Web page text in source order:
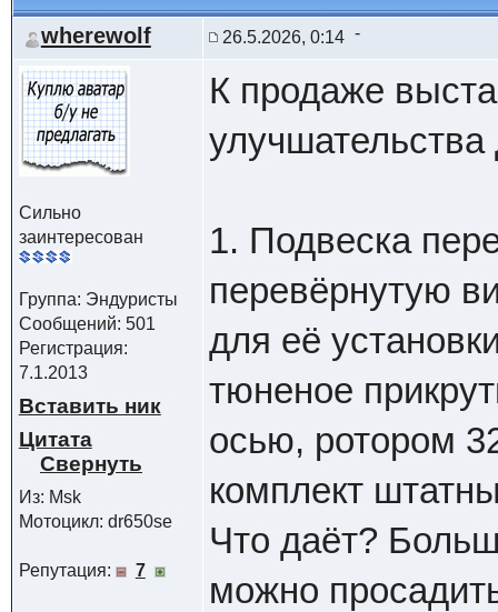
wherewolf 26.5.2026, 0:14
Сильно
заинтересован
Группа: Эндуристы
Сообщений: 501
Регистрация:
7.1.2013
Вставить ник
Цитата
Из: Msk
Мотоцикл: dr650se
Репутация: 7
К продаже
1. Подвеска
перевёрнутую
для её
тюненое
осью, ротором
комплект
Что даёт?
можно